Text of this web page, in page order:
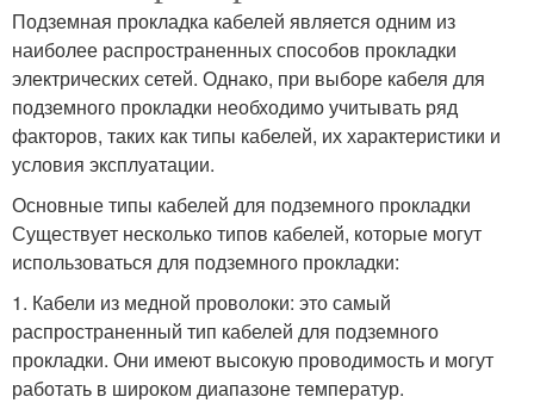
Кабель для подземного
прокладывания
Кабель в дом
Бронированный кабель
материалов
Кабель в пнд Кабель в рабочем
Подземная прокладка кабелей является одним из
наиболее распространенных способов прокладки
электрических сетей. Однако, при выборе кабеля для
подземного прокладки необходимо учитывать ряд
факторов, таких как типы кабелей, их характеристики и
условия эксплуатации.
Основные типы кабелей для подземного прокладки
Существует несколько типов кабелей, которые могут
использоваться для подземного прокладки:
1. Кабели из медной проволоки: это самый
распространенный тип кабелей для подземного
прокладки. Они имеют высокую проводимость и могут
работать в широком диапазоне температур.